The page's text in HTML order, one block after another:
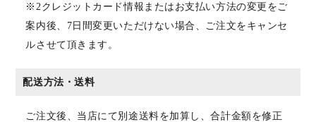
※2クレジットカード情報またはお支払い方法の変更をご
案内後、7日間変更いただけない場合、ご注文をキャンセ
ルさせて頂きます。
配送方法・送料
ご注文後、当店にて別途送料を加算し、合計金額を修正